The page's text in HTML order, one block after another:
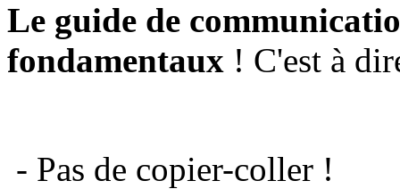
Le guide de
fondamentaux ! C'est à
- Pas de copier-coller !